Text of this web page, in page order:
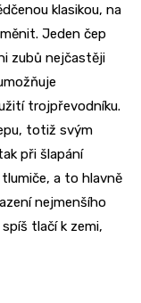
klasikou, na
Jeden čep
zubů nejčastěji
trojpřevodníku.
totiž svým
při šlapání
a to hlavně
nejmenšího
tlačí k zemi,